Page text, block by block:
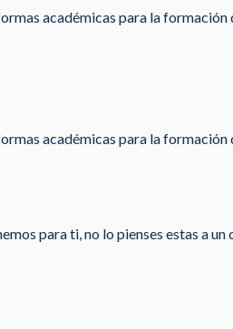
académicas para la
académicas para la
para ti, no lo pienses estas a un